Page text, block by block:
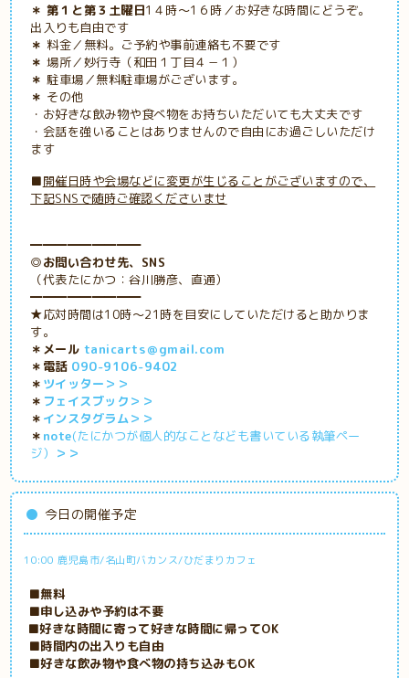
＊ 第１と第３土曜日1４時～1６時／お好きな時間にどうぞ。
出入りも自由です
＊ 料金／無料。ご予約や事前連絡も不要です
＊ 場所／妙行寺（和田１丁目４－１）
＊ 駐車場／無料駐車場がございます。
＊ その他
・お好きな飲み物や食べ物をお持ちいただいても大丈夫です
・会話を強いることはありませんので自由にお過ごしいただけ
ます
■開催日時や会場などに変更が生じることがございますので、
下記SNSで随時ご確認くださいませ
━━━━━━━━━
◎お問い合わせ先、SNS
（代表たにかつ：谷川勝彦、直通）
━━━━━━━━━
★応対時間は10時～21時を目安にしていただけると助かりま
す。
＊メール tanicarts＠gmail.com
＊電話 090-9106-9402
＊ ツイッター＞＞
＊ フェイスブック＞＞
＊ インスタグラム＞＞
＊ note(たにかつが個人的なことなども書いている執筆ペー
ジ）
＞＞
今日の開催予定
10:00 鹿児島市/名山町バカンス/ひだまりカフェ
■無料
■申し込みや予約は不要
■好きな時間に寄って好きな時間に帰ってOK
■時間内の出入りも自由
■好きな飲み物や食べ物の持ち込みもOK